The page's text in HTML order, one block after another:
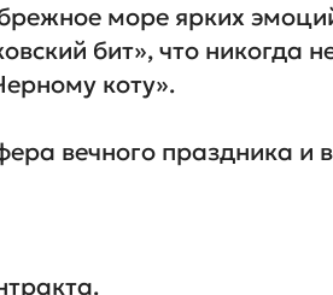
море ярких
бит», что
коту».
вечного праздника и